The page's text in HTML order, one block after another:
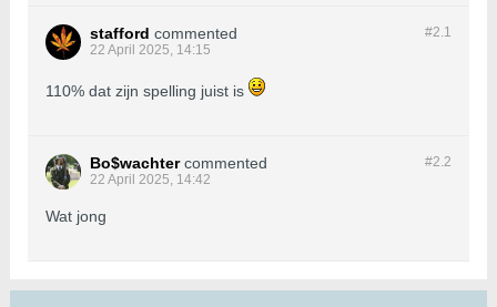
#2.1
stafford commented
22 April 2025, 14:15
110% dat zijn spelling juist is
#2.2
Bo$wachter commented
22 April 2025, 14:42
Wat jong